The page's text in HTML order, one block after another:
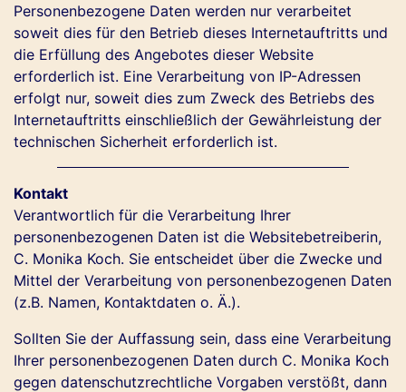
Personenbezogene Daten werden nur verarbeitet
soweit dies für den Betrieb dieses Internetauftritts und
die Erfüllung des Angebotes dieser Website
erforderlich ist. Eine Verarbeitung von IP-Adressen
erfolgt nur, soweit dies zum Zweck des Betriebs des
Internetauftritts einschließlich der Gewährleistung der
technischen Sicherheit erforderlich ist.
Kontakt
Verantwortlich für die Verarbeitung Ihrer
personenbezogenen Daten ist die Websitebetreiberin,
C. Monika Koch. Sie entscheidet über die Zwecke und
Mittel der Verarbeitung von personenbezogenen Daten
(z.B. Namen, Kontaktdaten o. Ä.).
Sollten Sie der Auffassung sein, dass eine Verarbeitung
Ihrer personenbezogenen Daten durch C. Monika Koch
gegen datenschutzrechtliche Vorgaben verstößt, dann